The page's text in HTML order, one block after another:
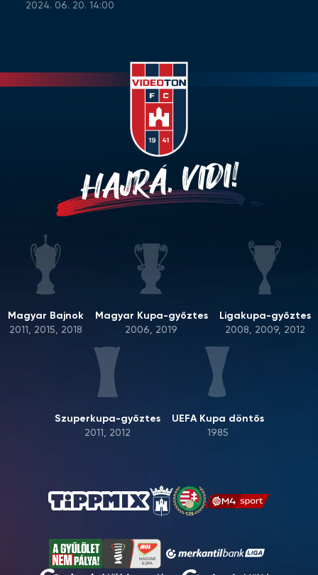
2024. 06. 20. 14:00
HAJRÁ, VIDI!
Magyar Bajnok
2011, 2015, 2018
Magyar Kupa-győztes
2006, 2019
Ligakupa-győztes
2008, 2009, 2012
Szuperkupa-győztes
2011, 2012
UEFA Kupa döntős
1985